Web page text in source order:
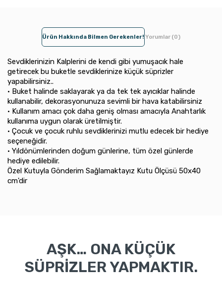
Ürün Hakkında Bilmen Gerekenler! Yorumlar (0)
Sevdiklerinizin Kalplerini de kendi gibi yumuşacık hale
getirecek bu buketle sevdiklerinize küçük süprizler
yapabilirsiniz..
• Buket halinde saklayarak ya da tek tek ayıcıklar halinde
kullanabilir, dekorasyonunuza sevimli bir hava katabilirsiniz
• Kullanım amacı çok daha geniş olması amacıyla Anahtarlık
kullanıma uygun olarak üretilmiştir.
• Çocuk ve çocuk ruhlu sevdiklerinizi mutlu edecek bir hediye
seçeneğidir.
• Yıldönümlerinden doğum günlerine, tüm özel günlerde
hediye edilebilir.
Özel Kutuyla Gönderim Sağlamaktayız Kutu Ölçüsü 50x40
cm'dir
AŞK… ONA KÜÇÜK
SÜPRİZLER YAPMAKTIR.